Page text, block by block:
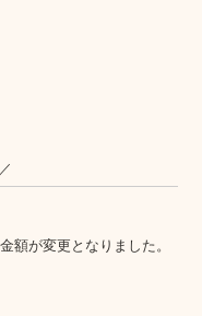
額が変更となりました。